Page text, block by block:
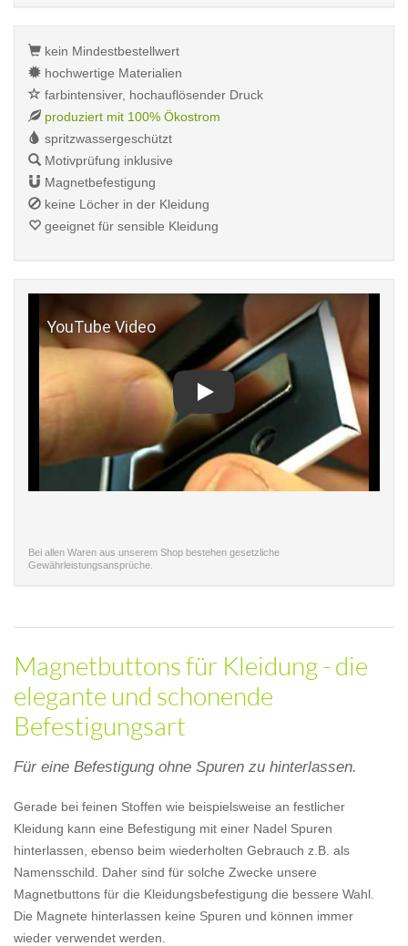
kein Mindestbestellwert
hochwertige Materialien
farbintensiver, hochauflösender Druck
produziert mit 100% Ökostrom
spritzwassergeschützt
Motivprüfung inklusive
Magnetbefestigung
keine Löcher in der Kleidung
geeignet für sensible Kleidung
Bei allen Waren aus unserem Shop bestehen gesetzliche
Gewährleistungsansprüche.
Magnetbuttons für Kleidung - die
elegante und schonende
Befestigungsart
Für eine Befestigung ohne Spuren zu hinterlassen.
Gerade bei feinen Stoffen wie beispielsweise an festlicher
Kleidung kann eine Befestigung mit einer Nadel Spuren
hinterlassen, ebenso beim wiederholten Gebrauch z.B. als
Namensschild. Daher sind für solche Zwecke unsere
Magnetbuttons für die Kleidungsbefestigung die bessere Wahl.
Die Magnete hinterlassen keine Spuren und können immer
wieder verwendet werden.